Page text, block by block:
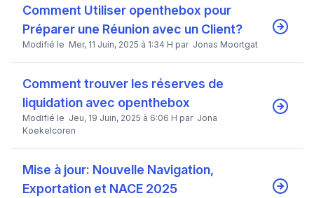
Comment Utiliser openthebox pour
Préparer une Réunion avec un Client?
Modifié le Mer, 11 Juin, 2025 à 1:34 H par Jonas Moortgat
Comment trouver les réserves de
liquidation avec openthebox
Modifié le Jeu, 19 Juin, 2025 à 6:06 H par Jona
Koekelcoren
Mise à jour: Nouvelle Navigation,
Exportation et NACE 2025